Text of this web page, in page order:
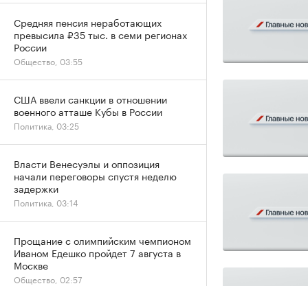
Средняя пенсия неработающих
превысила ₽35 тыс. в семи регионах
России
Общество, 03:55
США ввели санкции в отношении
военного атташе Кубы в России
Политика, 03:25
Власти Венесуэлы и оппозиция
начали переговоры спустя неделю
задержки
Политика, 03:14
Прощание с олимпийским чемпионом
Иваном Едешко пройдет 7 августа в
Москве
Общество, 02:57